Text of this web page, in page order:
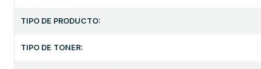
TIPO DE PRODUCTO:
TIPO DE TONER: